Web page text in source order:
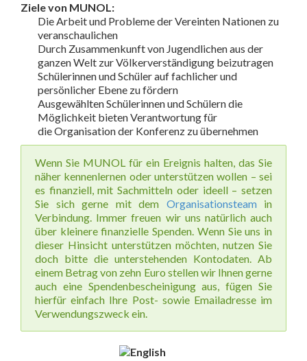
Ziele von MUNOL:
Die Arbeit und Probleme der Vereinten Nationen zu
veranschaulichen
Durch Zusammenkunft von Jugendlichen aus der
ganzen Welt zur Völkerverständigung beizutragen
Schülerinnen und Schüler auf fachlicher und
persönlicher Ebene zu fördern
Ausgewählten Schülerinnen und Schülern die
Möglichkeit bieten Verantwortung für
die Organisation der Konferenz zu übernehmen
Wenn Sie MUNOL für ein Ereignis halten, das Sie
näher kennenlernen oder unterstützen wollen – sei
es finanziell, mit Sachmitteln oder ideell – setzen
Sie sich gerne mit dem Organisationsteamin
Verbindung. Immer freuen wir uns natürlich auch
über kleinere finanzielle Spenden. Wenn Sie uns in
dieser Hinsicht unterstützen möchten, nutzen Sie
doch bitte die unterstehenden Kontodaten. Ab
einem Betrag von zehn Euro stellen wir Ihnen gerne
auch eine Spendenbescheinigung aus, fügen Sie
hierfür einfach Ihre Post- sowie Emailadresse im
Verwendungszweck ein.